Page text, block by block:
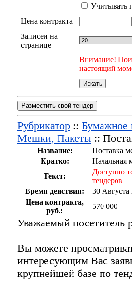
Учитывать
Цена контракта
Записей на
странице
Внимание!
настоящий
Разместить свой тендер
Рубрикатор :: Бумажное
Мешки, Пакеты ::
Название:
Поставка
Кратко:
Начальная
Текст:
Доступно
тендеров
Время действия:
30 Августа
Цена контракта,
руб.:
570 000
Уважаемый посетитель
Вы можете
интересующим Вас
крупнейшей базе по